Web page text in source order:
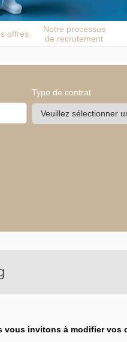
offres
Notre processus
de recrutement
Type de contrat
invitons à modifier vos